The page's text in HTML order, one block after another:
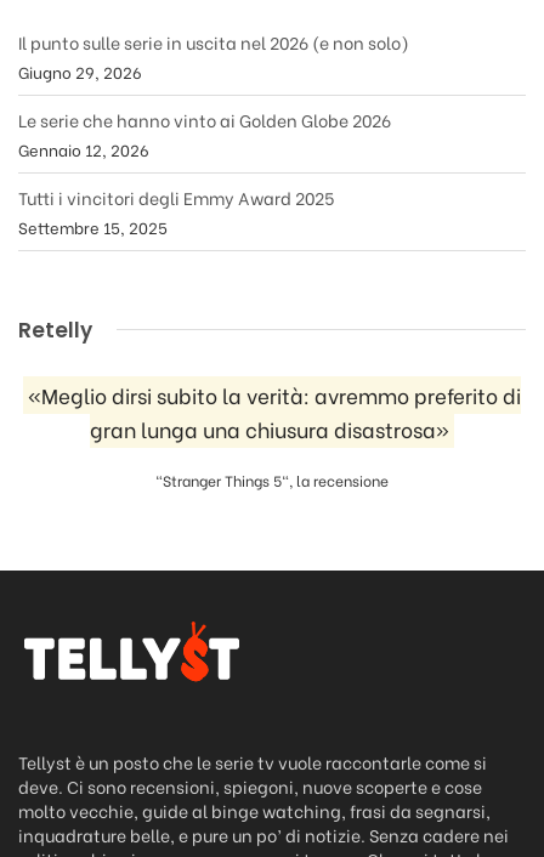
Il punto sulle serie in uscita nel 2026 (e non solo)
Giugno 29, 2026
Le serie che hanno vinto ai Golden Globe 2026
Gennaio 12, 2026
Tutti i vincitori degli Emmy Award 2025
Settembre 15, 2025
Retelly
«Meglio dirsi subito la verità: avremmo preferito di
gran lunga una chiusura disastrosa»
"Stranger Things 5", la recensione
Tellyst è un posto che le serie tv vuole raccontarle come si
deve. Ci sono recensioni, spiegoni, nuove scoperte e cose
molto vecchie, guide al binge watching, frasi da segnarsi,
inquadrature belle, e pure un po’ di notizie. Senza cadere nei